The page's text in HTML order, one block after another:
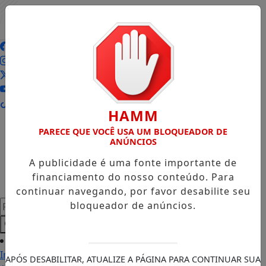
Entrar
Pesquisar Notícia
Início
HAMM
PARECE QUE VOCÊ USA UM BLOQUEADOR DE
ANÚNCIOS
A publicidade é uma fonte importante de
financiamento do nosso conteúdo. Para
continuar navegando, por favor desabilite seu
bloqueador de anúncios.
APÓS DESABILITAR, ATUALIZE A PÁGINA PARA CONTINUAR SUA